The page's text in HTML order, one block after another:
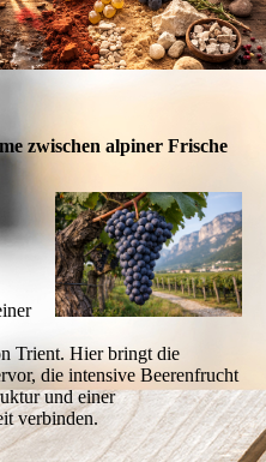
zwischen alpiner Frische
Trient. Hier bringt die
die intensive Beerenfrucht
und einer
verbinden.